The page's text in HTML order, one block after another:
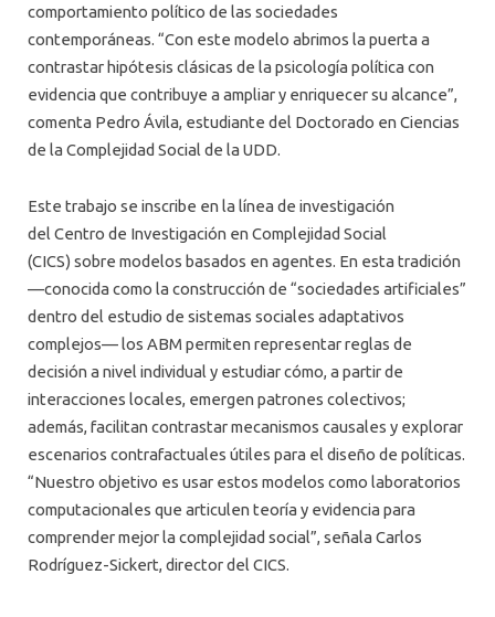
comportamiento político de las sociedades
contemporáneas. “Con este modelo abrimos la puerta a
contrastar hipótesis clásicas de la psicología política con
evidencia que contribuye a ampliar y enriquecer su alcance”,
comenta Pedro Ávila, estudiante del Doctorado en Ciencias
de la Complejidad Social de la UDD.
Este trabajo se inscribe en la línea de investigación
del Centro de Investigación en Complejidad Social
(CICS) sobre modelos basados en agentes. En esta tradición
—conocida como la construcción de “sociedades artificiales”
dentro del estudio de sistemas sociales adaptativos
complejos— los ABM permiten representar reglas de
decisión a nivel individual y estudiar cómo, a partir de
interacciones locales, emergen patrones colectivos;
además, facilitan contrastar mecanismos causales y explorar
escenarios contrafactuales útiles para el diseño de políticas.
“Nuestro objetivo es usar estos modelos como laboratorios
computacionales que articulen teoría y evidencia para
comprender mejor la complejidad social”, señala Carlos
Rodríguez-Sickert, director del CICS.